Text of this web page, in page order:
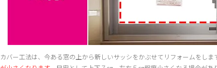
カバー工法は、今ある窓の上から新しいサッシをかぶせてリフォームをしま